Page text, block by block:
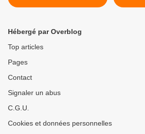
Hébergé par Overblog
Top articles
Pages
Contact
Signaler un abus
C.G.U.
Cookies et données personnelles